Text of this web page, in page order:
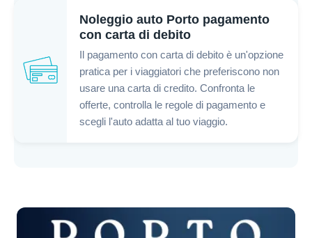
Noleggio auto Porto pagamento
con carta di debito
Il pagamento con carta di debito è un'opzione
pratica per i viaggiatori che preferiscono non
usare una carta di credito. Confronta le
offerte, controlla le regole di pagamento e
scegli l'auto adatta al tuo viaggio.